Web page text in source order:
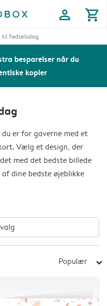
profile shopping_cart
til fødselsdag
besparelser når du
kopier
er for gaverne med et
Vælg et design, der
med det bedste billede
dine bedste øjeblikke
Populær arrow_right